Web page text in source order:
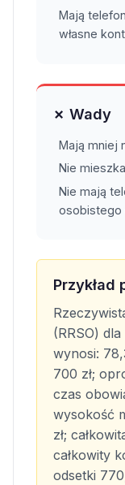
Mają
własne
✗ Wady
Mają mniej
Nie
Nie mają
osobistego
Przykład
(RRSO)
wynosi:
700 zł;
czas
wysokość
zł;
całkowity
odsetki